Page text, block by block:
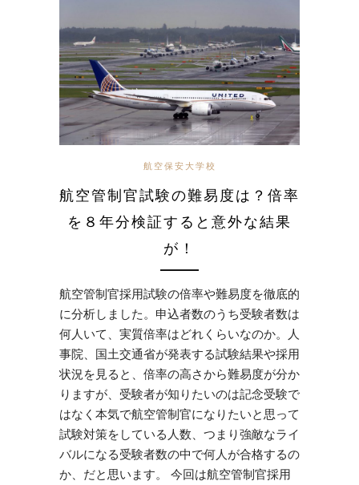
航空保安大学校
航空管制官試験の難易度は？倍率
を８年分検証すると意外な結果
が！
航空管制官採用試験の倍率や難易度を徹底的
に分析しました。申込者数のうち受験者数は
何人いて、実質倍率はどれくらいなのか。人
事院、国土交通省が発表する試験結果や採用
状況を見ると、倍率の高さから難易度が分か
りますが、受験者が知りたいのは記念受験で
はなく本気で航空管制官になりたいと思って
試験対策をしている人数、つまり強敵なライ
バルになる受験者数の中で何人が合格するの
か、だと思います。 今回は航空管制官採用